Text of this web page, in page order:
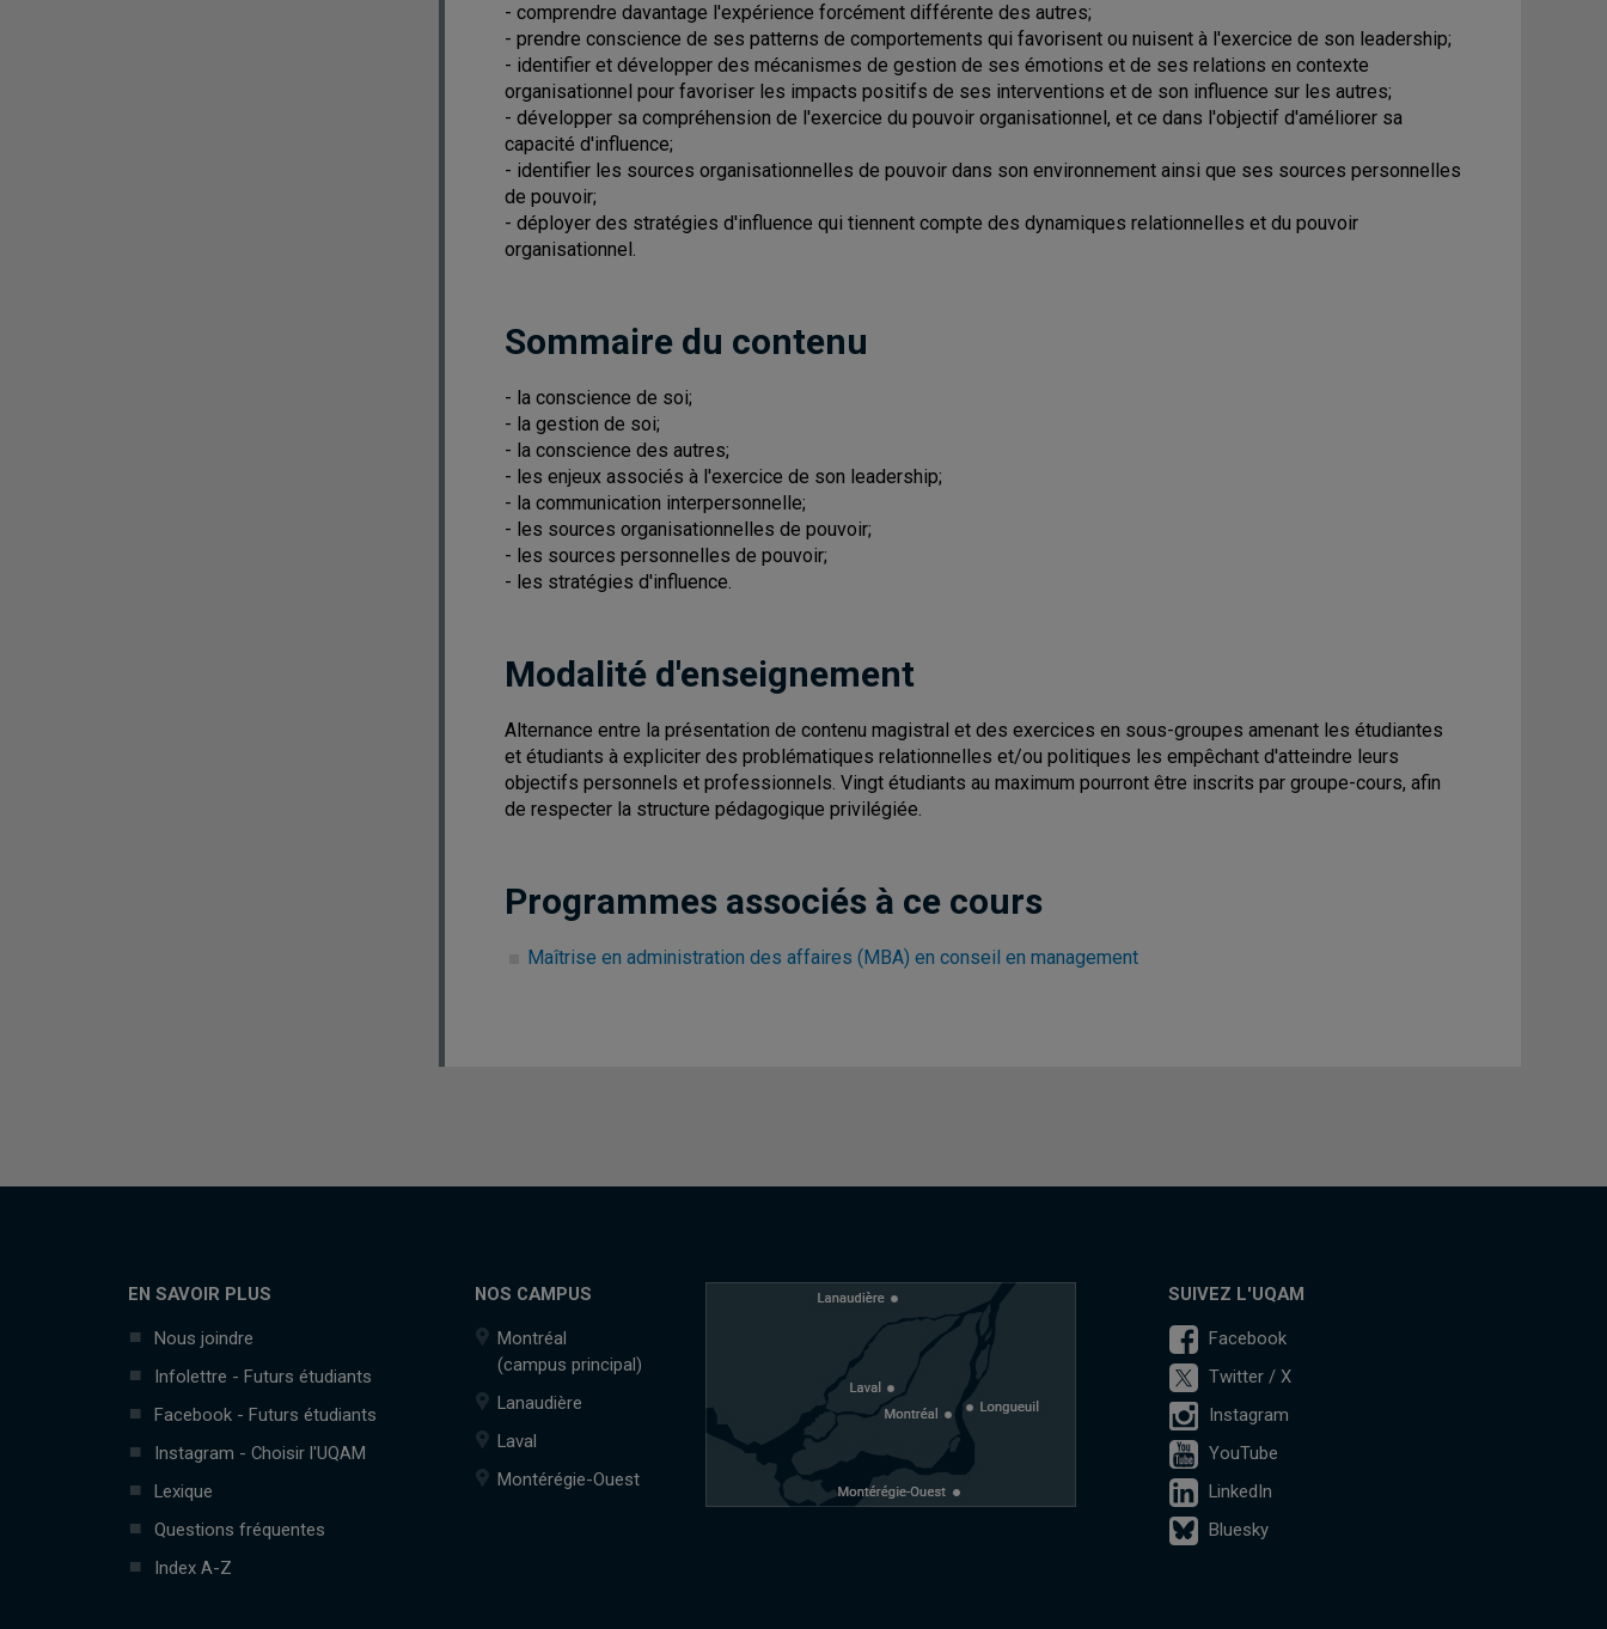
- comprendre davantage l'expérience forcément différente des autres;
- prendre conscience de ses patterns de comportements qui favorisent ou nuisent à l'exercice de son leadership;
- identifier et développer des mécanismes de gestion de ses émotions et de ses relations en contexte
organisationnel pour favoriser les impacts positifs de ses interventions et de son influence sur les autres;
- développer sa compréhension de l'exercice du pouvoir organisationnel, et ce dans l'objectif d'améliorer sa
capacité d'influence;
- identifier les sources organisationnelles de pouvoir dans son environnement ainsi que ses sources personnelles
de pouvoir;
- déployer des stratégies d'influence qui tiennent compte des dynamiques relationnelles et du pouvoir
organisationnel.
Sommaire du contenu
- la conscience de soi;
- la gestion de soi;
- la conscience des autres;
- les enjeux associés à l'exercice de son leadership;
- la communication interpersonnelle;
- les sources organisationnelles de pouvoir;
- les sources personnelles de pouvoir;
- les stratégies d'influence.
Modalité d'enseignement
Alternance entre la présentation de contenu magistral et des exercices en sous-groupes amenant les étudiantes
et étudiants à expliciter des problématiques relationnelles et/ou politiques les empêchant d'atteindre leurs
objectifs personnels et professionnels. Vingt étudiants au maximum pourront être inscrits par groupe-cours, afin
de respecter la structure pédagogique privilégiée.
Programmes associés à ce cours
Maîtrise en administration des affaires (MBA) en conseil en management
EN SAVOIR PLUS
Nous joindre
Infolettre - Futurs étudiants
Facebook - Futurs étudiants
Instagram - Choisir l'UQAM
Lexique
Questions fréquentes
Index A-Z
NOS CAMPUS
Montréal
(campus principal)
Lanaudière
Laval
Montérégie-Ouest
SUIVEZ L'UQAM
Facebook
Twitter / X
Instagram
YouTube
LinkedIn
Bluesky